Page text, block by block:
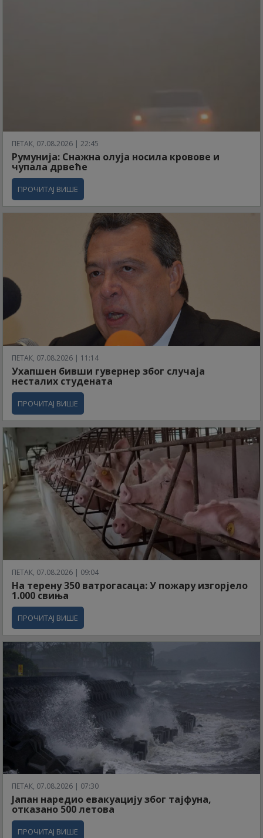
ПЕТАК, 07.08.2026 | 22:45
Румунија: Снажна олуја носила кровове и
чупала дрвеће
ПРОЧИТАЈ ВИШЕ
ПЕТАК, 07.08.2026 | 11:14
Ухапшен бивши гувернер због случаја
несталих студената
ПРОЧИТАЈ ВИШЕ
ПЕТАК, 07.08.2026 | 09:04
На терену 350 ватрогасаца: У пожару изгорјело
1.000 свиња
ПРОЧИТАЈ ВИШЕ
ПЕТАК, 07.08.2026 | 07:30
Јапан наредио евакуацију због тајфуна,
отказано 500 летова
ПРОЧИТАЈ ВИШЕ